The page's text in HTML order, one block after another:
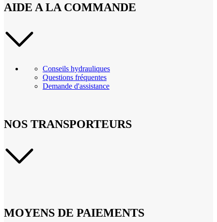
AIDE A LA COMMANDE
Conseils hydrauliques
Questions fréquentes
Demande d'assistance
NOS TRANSPORTEURS
MOYENS DE PAIEMENTS